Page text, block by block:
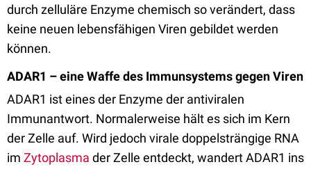
durch zelluläre Enzyme chemisch so verändert, dass
keine neuen lebensfähigen Viren gebildet werden
können.
ADAR1 – eine Waffe des Immunsystems gegen Viren
ADAR1 ist eines der Enzyme der antiviralen
Immunantwort. Normalerweise hält es sich im Kern
der Zelle auf. Wird jedoch virale doppelsträngige RNA
im Zytoplasma der Zelle entdeckt, wandert ADAR1 ins